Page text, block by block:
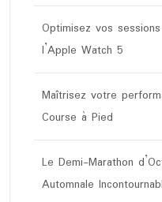
Optimisez vos
l’Apple Watch 5
Maîtrisez votre
Course à Pied
Le Demi-Marathon
Automnale